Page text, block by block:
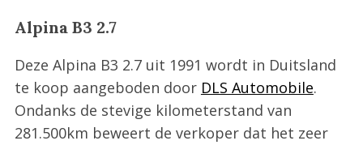
Alpina B3 2.7
Deze Alpina B3 2.7 uit 1991 wordt in Duitsland
te koop aangeboden door DLS Automobile.
Ondanks de stevige kilometerstand van
281.500km beweert de verkoper dat het zeer